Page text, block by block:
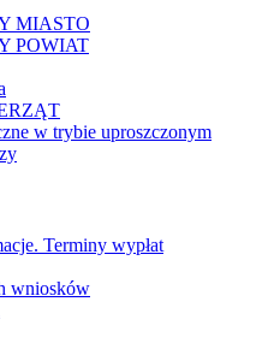
MIASTO
POWIAT
w trybie uproszczonym
Terminy wypłat
wniosków